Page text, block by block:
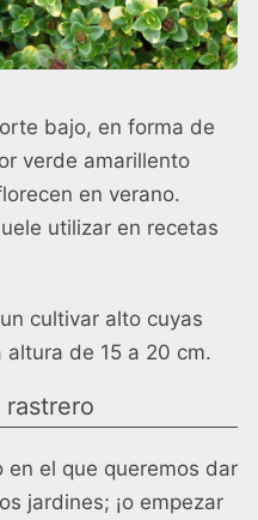
bajo, en forma de
verde amarillento
en verano.
utilizar en recetas
un cultivar alto cuyas
de 15 a 20 cm.
en el que queremos dar
jardines; ¡o empezar